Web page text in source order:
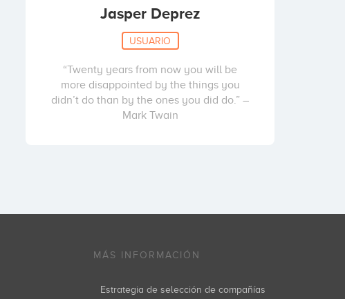
Jasper Deprez
USUARIO
“Twenty years from now you will be
more disappointed by the things you
didn’t do than by the ones you did do.” –
Mark Twain
MÁS INFORMACIÓN
Estrategia de selección de compañías